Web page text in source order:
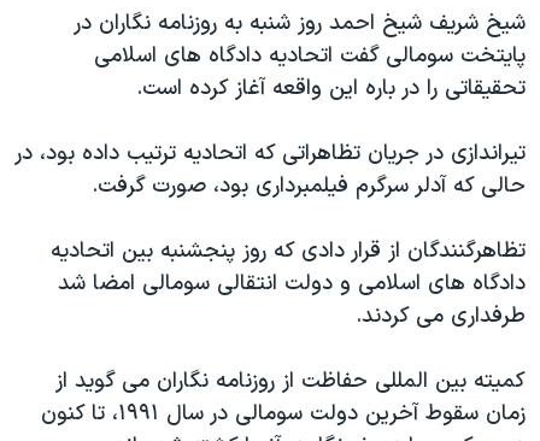
اقتصادی
علم و فناوری
اسرائیل در جنگ
گالری عکس
آرشیو پخش زنده
حمله جمهوری اسلامی به اسرائیل
رمز مهسا
ورزش زنان در ایران
اعتراضات زن، زندگی، آزادی
مجموعه مستندهای دادخواهی
دادگاه حمید نوری
چهل سال گروگان‌گیری
اعتراضات مردمی آبان ۹۸
زبانهای مختلف
شیخ شریف شیخ احمد روز شنبه به روزنامه نگاران در
پایتخت سومالی گفت اتحادیه دادگاه های اسلامی
تحقیقاتی را در باره این واقعه آغاز کرده است.
تیراندازی در جریان تظاهراتی که اتحادیه ترتیب داده بود، در
حالی که آدلر سرگرم فیلمبرداری بود، صورت گرفت.
تظاهرگنندگان از قرار دادی که روز پنجشنبه بین اتحادیه
دادگاه های اسلامی و دولت انتقالی سومالی امضا شد
طرفداری می کردند.
کمیته بین المللی حفاظت از روزنامه نگاران می گوید از
زمان سقوط آخرین دولت سومالی در سال ۱۹۹۱، تا کنون